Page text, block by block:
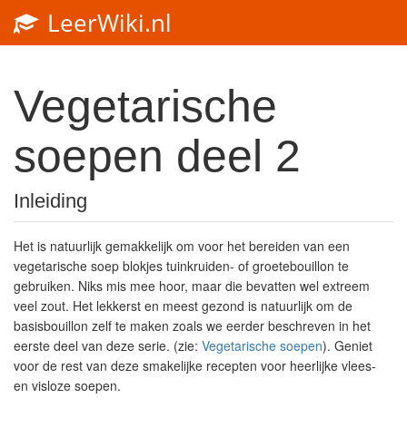
LeerWiki.nl
Vegetarische
soepen deel 2
Inleiding
Het is natuurlijk gemakkelijk om voor het bereiden van een
vegetarische soep blokjes tuinkruiden- of groetebouillon te
gebruiken. Niks mis mee hoor, maar die bevatten wel extreem
veel zout. Het lekkerst en meest gezond is natuurlijk om de
basisbouillon zelf te maken zoals we eerder beschreven in het
eerste deel van deze serie. (zie: Vegetarische soepen). Geniet
voor de rest van deze smakelijke recepten voor heerlijke vlees-
en visloze soepen.